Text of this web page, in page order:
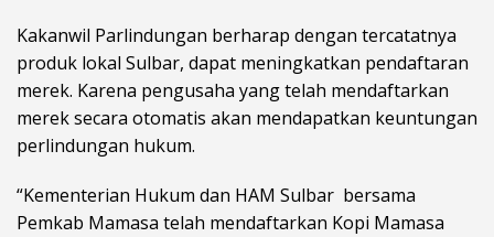
Kakanwil Parlindungan berharap dengan tercatatnya
produk lokal Sulbar, dapat meningkatkan pendaftaran
merek. Karena pengusaha yang telah mendaftarkan
merek secara otomatis akan mendapatkan keuntungan
perlindungan hukum.
“Kementerian Hukum dan HAM Sulbar bersama
Pemkab Mamasa telah mendaftarkan Kopi Mamasa